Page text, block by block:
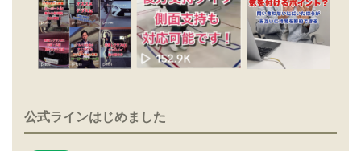
公式ラインはじめました